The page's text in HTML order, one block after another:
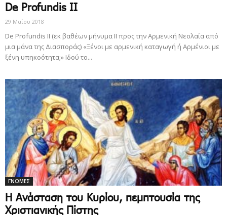
De Profundis II
29 Μαΐου 2018
De Profundis II (εκ βαθέων μήνυμα II προς την Αρμενική Νεολαία από
μια μάνα της Διασποράς) «Ξένοι με αρμενική καταγωγή ή Αρμένιοι με
ξένη υπηκοότητα;» Ιδού το...
ΓΝΩΜΕΣ
Η Ανάσταση του Κυρίου, πεμπτουσία της
Χριστιανικής Πίστης